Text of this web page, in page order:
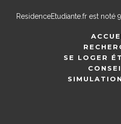
ResidenceEtudiante.frest noté
SE LOGER